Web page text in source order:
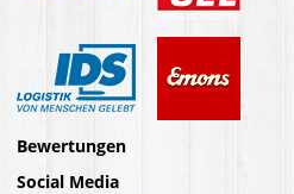
Bewertungen
Social Media